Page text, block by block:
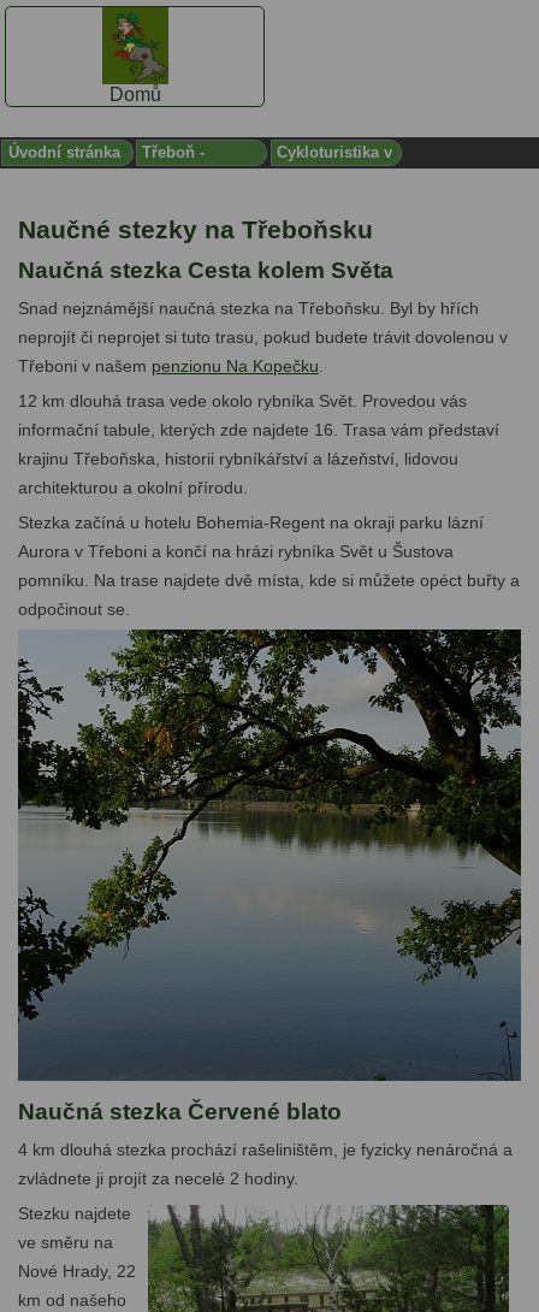
Domů
Úvodní stránka
Třeboň -
Cykloturistika v
Naučné stezky na Třeboňsku
Naučná stezka Cesta kolem Světa
Snad nejznámější naučná stezka na Třeboňsku. Byl by hřích
neprojít či neprojet si tuto trasu, pokud budete trávit dovolenou v
Třeboni v našem penzionu Na Kopečku
12 km dlouhá trasa vede okolo rybníka Svět. Provedou vás
informační tabule, kterých zde najdete 16. Trasa vám představí
krajinu Třeboňska, historii rybníkářství a lázeňství, lidovou
architekturou a okolní přírodu.
Stezka začíná u hotelu Bohemia-Regent na okraji parku lázní
Aurora v Třeboni a končí na hrázi rybníka Svět u Šustova
pomníku. Na trase najdete dvě místa, kde si můžete opéct buřty a
odpočinout se.
Naučná stezka Červené blato
4 km dlouhá stezka prochází rašeliništěm, je fyzicky nenáročná a
zvládnete ji projít za necelé 2 hodiny.
Stezku najdete
ve směru na
Nové Hrady, 22
km od našeho